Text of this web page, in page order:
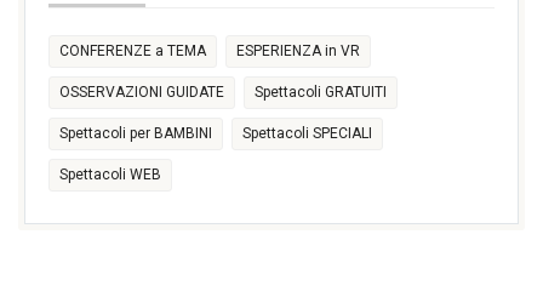
CONFERENZE a TEMA ESPERIENZA in VR
OSSERVAZIONI GUIDATE Spettacoli GRATUITI
Spettacoli per BAMBINI Spettacoli SPECIALI
Spettacoli WEB